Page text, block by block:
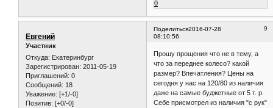
0
Поделиться 9
2016-07-28
08:10:56
Евгений
Участник
Откуда: Екатеринбург
Зарегистрирован: 2011-05-19
Приглашений: 0
Сообщений: 18
Уважение: [+1/-0]
Позитив: [+0/-0]
Прошу прощения что не в тему, а
что за переднее колесо? какой
размер? Впечатления? Цены на
сегодня у нас на 120/80 из наличия
даже на самые буджетные от 5 т. р.
Себе присмотрел из наличия "с рук"